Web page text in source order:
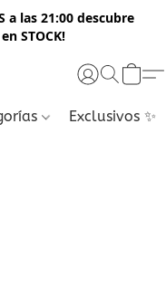
a las 21:00 descubre
STOCK!
Exclusivos ✨